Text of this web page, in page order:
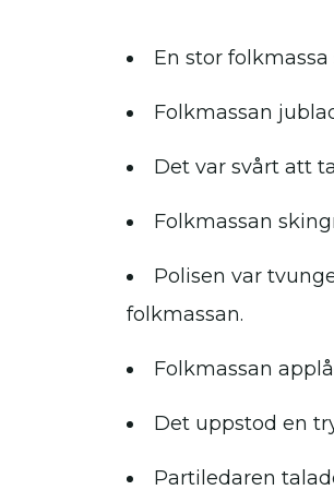
En stor
Folkmassan
Det var svårt att
Folkmassan
Polisen var
folkmassan.
Folkmassan
Det uppstod en
Partiledaren